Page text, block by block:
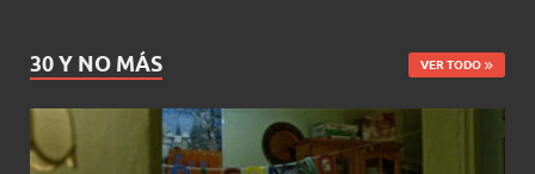
30 Y NO MÁS VER TODO